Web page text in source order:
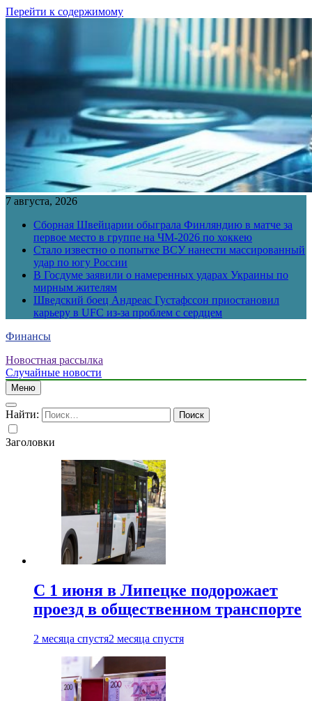
Перейти к содержимому
7 августа, 2026
Сборная Швейцарии обыграла Финляндию в матче за
первое место в группе на ЧМ-2026 по хоккею
Стало известно о попытке ВСУ нанести массированный
удар по югу России
В Госдуме заявили о намеренных ударах Украины по
мирным жителям
Шведский боец Андреас Густафссон приостановил
карьеру в UFC из-за проблем с сердцем
Финансы
Новостная рассылка
Случайные новости
Меню
Найти:
Заголовки
С 1 июня в Липецке подорожает
проезд в общественном транспорте
2 месяца спустя2 месяца спустя